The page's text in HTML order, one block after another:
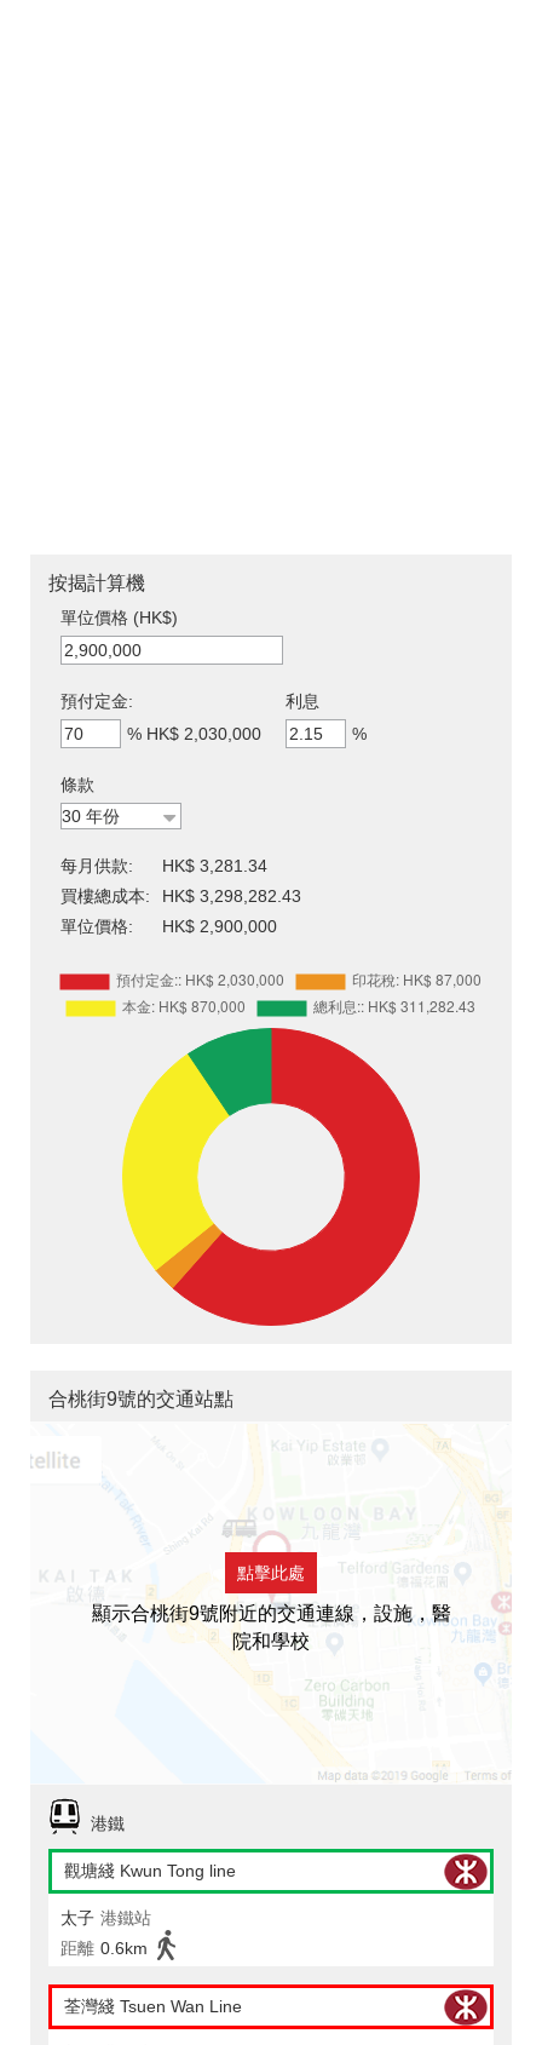
按揭計算機
單位價格 (HK$)
預付定金:
% HK$ 2,030,000
利息
%
條款
每月供款:
HK$ 3,281.34
買樓總成本:
HK$ 3,298,282.43
單位價格:
HK$ 2,900,000
合桃街9號的交通站點
點擊此處
顯示合桃街9號附近的交通連線，設施，醫
院和學校
港鐵
觀塘綫 Kwun Tong line
太子 港鐵站
距離 0.6km
荃灣綫 Tsuen Wan Line